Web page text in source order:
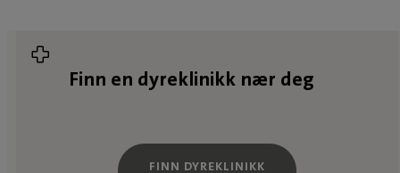
Finn en dyreklinikk nær deg
FINN DYREKLINIKK